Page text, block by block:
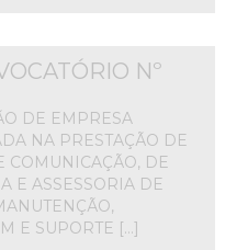
Nº
DE EMPRESA
NA PRESTAÇÃO DE
COMUNICAÇÃO, DE
E ASSESSORIA DE
E SUPORTE […]